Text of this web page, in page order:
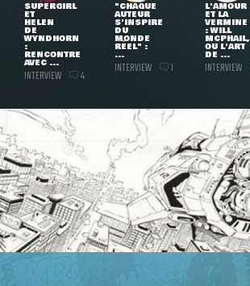
SUPERGIRL
ET
HELEN
DE
WYNDHORN
:
RENCONTRE
AVEC ...
INTERVIEW 4
"CHAQUE
AUTEUR
S'INSPIRE
DU
MONDE
RÉEL" :
...
INTERVIEW 1
L'AMOUR
ET LA
VERMINE
: WILL
MCPHAIL,
OU L'ART
DE ...
INTERVIEW